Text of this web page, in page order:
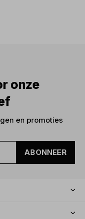
onze
en promoties
ABONNEER